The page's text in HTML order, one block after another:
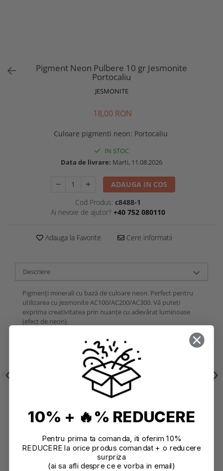
Pigment Neon Pulbere 10 gr Jesmonite
Portocaliu
JESMONITE
18,00 RON
Culoare pigmenti neon: Portocaliu
IN STOC
Data de livrare: Marti, 11.08.2026
ADAUGA IN COS
Cod Produs: c8488-1
Ai nevoie de ajutor? +40 752 080110
Adauga la Favorite Cere informatii
Descriere
Pigmenți minerali cu bază de culoare neon. Perfect pentru
utilizarea cu Jesmonite AC100/AC200/AC300. Vă puteți
exprima creativitatea prin nuanțe cu adevărat luminoase
(efect de neon).
Atenție: nu lumineaza în întuneric! Pigmenți non-
Informatii conformitate produs
10% + 🔥% REDUCERE
Pentru prima ta comanda, iti oferim 10%
REDUCERE la orice produs comandat + o reducere
surpriza
(ai sa afli despre ce e vorba in email)